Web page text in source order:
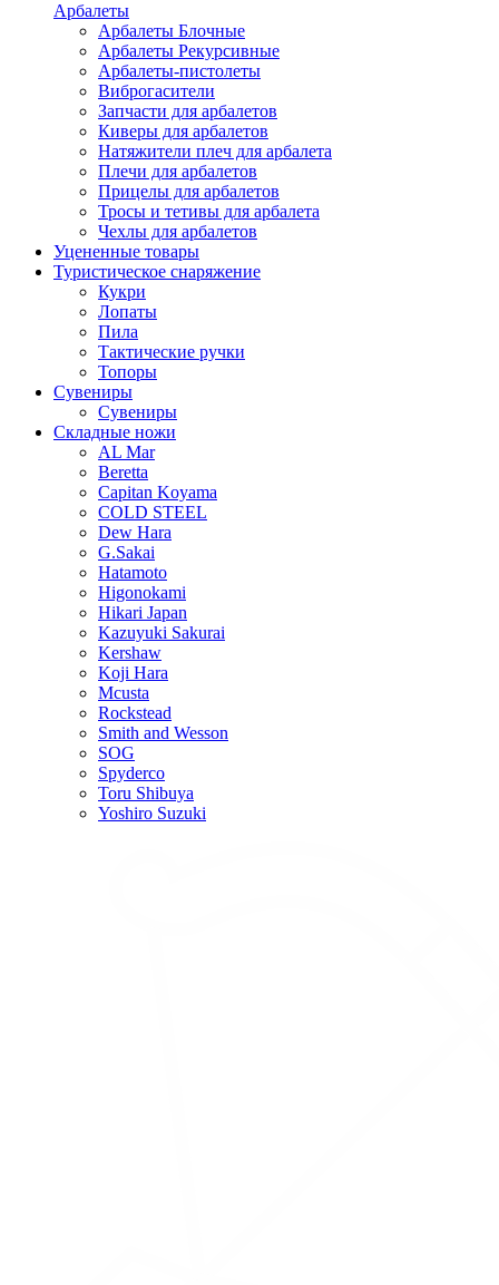
Арбалеты
Арбалеты Блочные
Арбалеты Рекурсивные
Арбалеты-пистолеты
Виброгасители
Запчасти для арбалетов
Киверы для арбалетов
Натяжители плеч для арбалета
Плечи для арбалетов
Прицелы для арбалетов
Тросы и тетивы для арбалета
Чехлы для арбалетов
Уцененные товары
Туристическое снаряжение
Кукри
Лопаты
Пила
Тактические ручки
Топоры
Сувениры
Сувениры
Складные ножи
AL Mar
Beretta
Capitan Koyama
COLD STEEL
Dew Hara
G.Sakai
Hatamoto
Higonokami
Hikari Japan
Kazuyuki Sakurai
Kershaw
Koji Hara
Mcusta
Rockstead
Smith and Wesson
SOG
Spyderco
Toru Shibuya
Yoshiro Suzuki